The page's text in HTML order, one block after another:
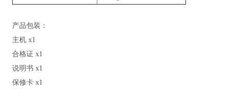
产品包装：
主机 x1
合格证 x1
说明书 x1
保修卡 x1